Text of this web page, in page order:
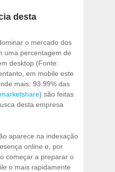
desta
o mercado dos
uma percentagem de
desktop (Fonte:
em mobile este
mais: 93.99% das
) são feitas
desta empresa
aparece na indexação
online e, por
começar a preparar o
o mais rapidamente